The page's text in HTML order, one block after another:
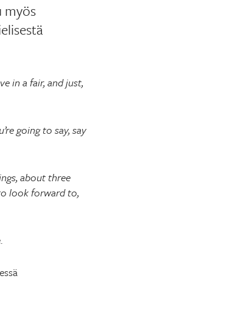
myös
in a fair, and just,
going to say, say
about three
look forward to,